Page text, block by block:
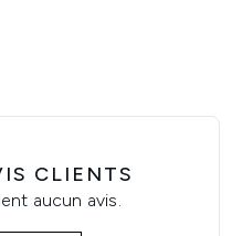
CLIENTS
aucun avis.